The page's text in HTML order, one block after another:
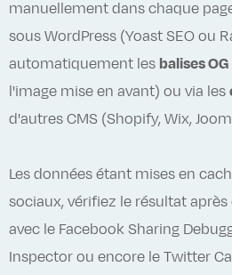
manuellement dans chaque
sous WordPress (Yoast SEO ou
automatiquement les balises OG
l'image mise en avant) ou via les
d'autres CMS (Shopify, Wix,
Les données étant mises en
sociaux, vérifiez le résultat
avec le Facebook Sharing
Inspector ou encore le Twitter